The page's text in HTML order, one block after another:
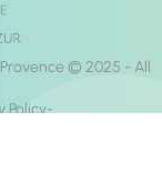
© 2025 - All
Policy